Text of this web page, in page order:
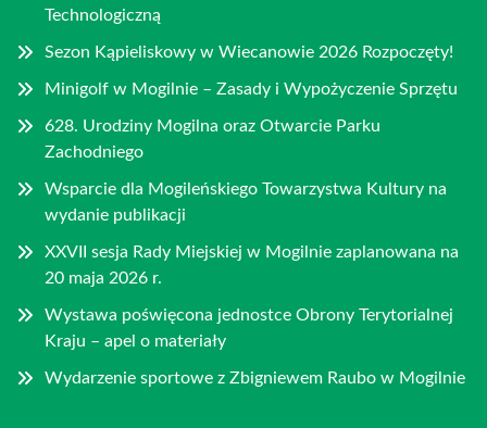
Technologiczną
Sezon Kąpieliskowy w Wiecanowie 2026 Rozpoczęty!
Minigolf w Mogilnie – Zasady i Wypożyczenie Sprzętu
628. Urodziny Mogilna oraz Otwarcie Parku
Zachodniego
Wsparcie dla Mogileńskiego Towarzystwa Kultury na
wydanie publikacji
XXVII sesja Rady Miejskiej w Mogilnie zaplanowana na
20 maja 2026 r.
Wystawa poświęcona jednostce Obrony Terytorialnej
Kraju – apel o materiały
Wydarzenie sportowe z Zbigniewem Raubo w Mogilnie